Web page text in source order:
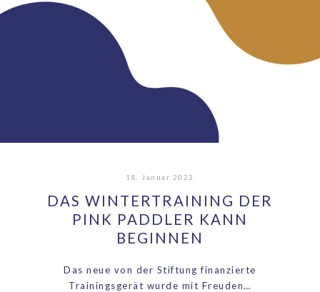
18. Januar 2023
DAS WINTERTRAINING DER
PINK PADDLER KANN
BEGINNEN
Das neue von der Stiftung finanzierte
Trainingsgerät wurde mit Freuden…